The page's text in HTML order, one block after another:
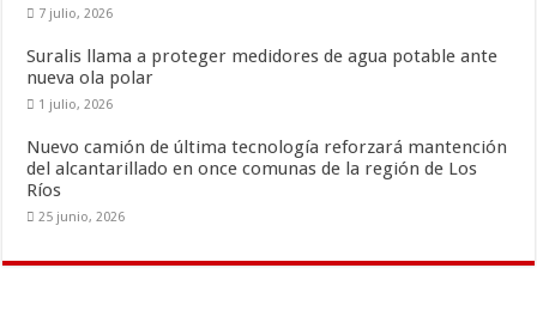
7 julio, 2026
Suralis llama a proteger medidores de agua potable ante
nueva ola polar
1 julio, 2026
Nuevo camión de última tecnología reforzará mantención
del alcantarillado en once comunas de la región de Los
Ríos
25 junio, 2026